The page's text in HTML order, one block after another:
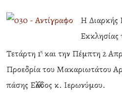
Η Διαρκής
Εκκλησίας
Τετάρτη 1η και την Πέμπτη 2
Προεδρία του Μακαριωτάτου
πάσης Ελλάδος κ. Ιερωνύμου.